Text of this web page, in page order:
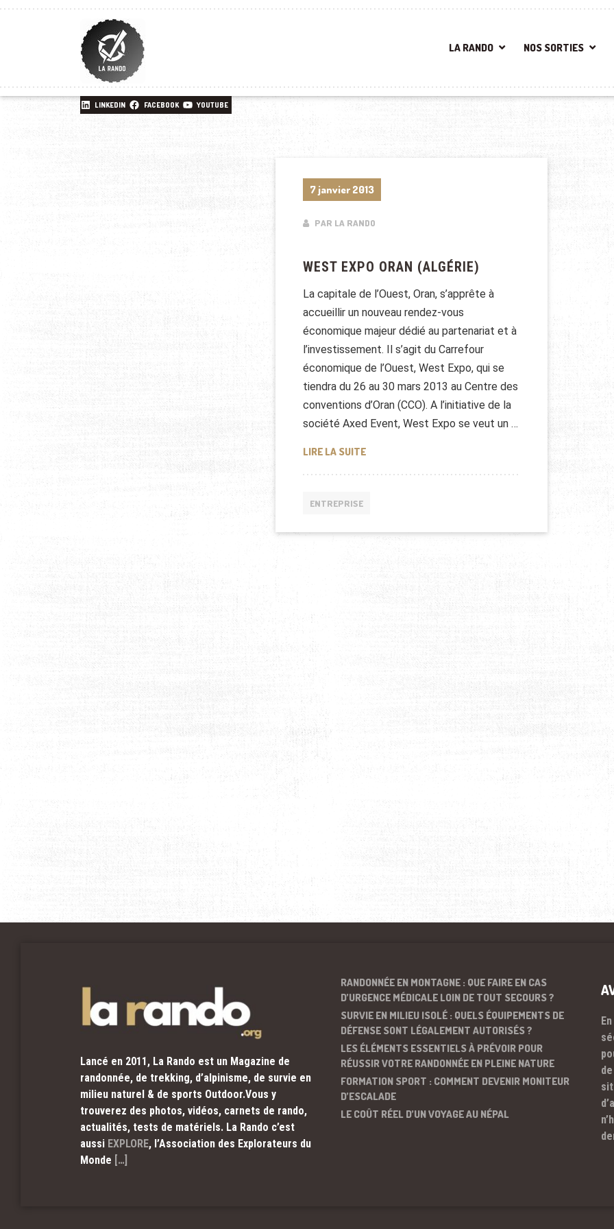
LA RANDO NOS SORTIES
LINKEDIN FACEBOOK YOUTUBE
7 janvier 2013
PAR LA RANDO
WEST EXPO ORAN (ALGÉRIE)
La capitale de l’Ouest, Oran, s’apprête à
accueillir un nouveau rendez-vous
économique majeur dédié au partenariat et à
l’investissement. Il s’agit du Carrefour
économique de l’Ouest, West Expo, qui se
tiendra du 26 au 30 mars 2013 au Centre des
conventions d’Oran (CCO). A l’initiative de la
société Axed Event, West Expo se veut un …
LIRE LA SUITEWEST EXPO ORAN (ALGÉRIE)
ENTREPRISE
Lancé en 2011, La Rando est un Magazine de
randonnée, de trekking, d’alpinisme, de survie en
milieu naturel & de sports Outdoor.Vous y
trouverez des photos, vidéos, carnets de rando,
actualités, tests de matériels. La Rando c’est
aussi EXPLORE, l’Association des Explorateurs du
Monde […]
RANDONNÉE EN MONTAGNE : QUE FAIRE EN CAS
D’URGENCE MÉDICALE LOIN DE TOUT SECOURS ?
SURVIE EN MILIEU ISOLÉ : QUELS ÉQUIPEMENTS DE
DÉFENSE SONT LÉGALEMENT AUTORISÉS ?
LES ÉLÉMENTS ESSENTIELS À PRÉVOIR POUR
RÉUSSIR VOTRE RANDONNÉE EN PLEINE NATURE
FORMATION SPORT : COMMENT DEVENIR MONITEUR
D’ESCALADE
LE COÛT RÉEL D’UN VOYAGE AU NÉPAL